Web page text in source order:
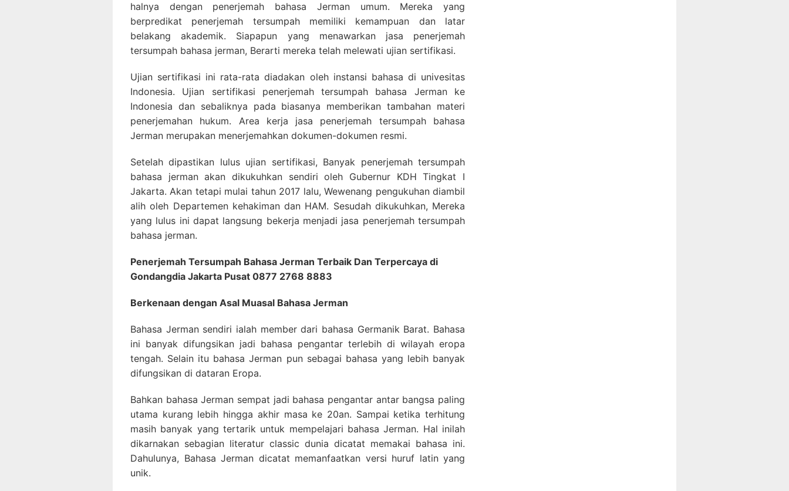
halnya dengan penerjemah bahasa Jerman umum. Mereka yang
berpredikat penerjemah tersumpah memiliki kemampuan dan latar
belakang akademik. Siapapun yang menawarkan jasa penerjemah
tersumpah bahasa jerman, Berarti mereka telah melewati ujian sertifikasi.
Ujian sertifikasi ini rata-rata diadakan oleh instansi bahasa di univesitas
Indonesia. Ujian sertifikasi penerjemah tersumpah bahasa Jerman ke
Indonesia dan sebaliknya pada biasanya memberikan tambahan materi
penerjemahan hukum. Area kerja jasa penerjemah tersumpah bahasa
Jerman merupakan menerjemahkan dokumen-dokumen resmi.
Setelah dipastikan lulus ujian sertifikasi, Banyak penerjemah tersumpah
bahasa jerman akan dikukuhkan sendiri oleh Gubernur KDH Tingkat I
Jakarta. Akan tetapi mulai tahun 2017 lalu, Wewenang pengukuhan diambil
alih oleh Departemen kehakiman dan HAM. Sesudah dikukuhkan, Mereka
yang lulus ini dapat langsung bekerja menjadi jasa penerjemah tersumpah
bahasa jerman.
Penerjemah Tersumpah Bahasa Jerman Terbaik Dan Terpercaya di
Gondangdia Jakarta Pusat 0877 2768 8883
Berkenaan dengan Asal Muasal Bahasa Jerman
Bahasa Jerman sendiri ialah member dari bahasa Germanik Barat. Bahasa
ini banyak difungsikan jadi bahasa pengantar terlebih di wilayah eropa
tengah. Selain itu bahasa Jerman pun sebagai bahasa yang lebih banyak
difungsikan di dataran Eropa.
Bahkan bahasa Jerman sempat jadi bahasa pengantar antar bangsa paling
utama kurang lebih hingga akhir masa ke 20an. Sampai ketika terhitung
masih banyak yang tertarik untuk mempelajari bahasa Jerman. Hal inilah
dikarnakan sebagian literatur classic dunia dicatat memakai bahasa ini.
Dahulunya, Bahasa Jerman dicatat memanfaatkan versi huruf latin yang
unik.